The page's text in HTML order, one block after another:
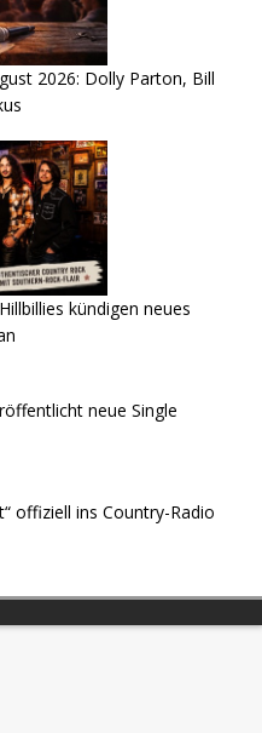
2026: Dolly Parton, Bill
kündigen neues
neue Single
offiziell ins Country-Radio